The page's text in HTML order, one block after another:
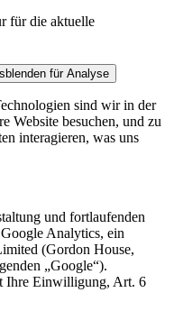
für die aktuelle
für Analyse
sind wir in der
Website besuchen, und zu
interagieren, was uns
und fortlaufenden
Analytics, ein
(Gordon House,
„Google“).
Ihre Einwilligung, Art. 6